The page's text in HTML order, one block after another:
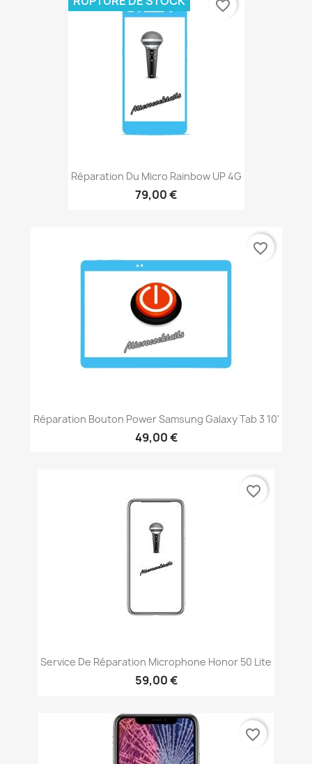
Réparation Du Micro Rainbow UP 4G
79,00 €
favorite_border
Réparation Bouton Power Samsung Galaxy Tab 3 10'
49,00 €
favorite_border
Service De Réparation Microphone Honor 50 Lite
59,00 €
favorite_border
favorite_border